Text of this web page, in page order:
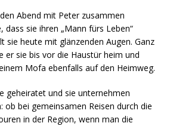
Abend mit Peter zusammen
dass sie ihren „Mann fürs Leben“
sie heute mit glänzenden Augen. Ganz
er sie bis vor die Haustür heim und
Mofa ebenfalls auf den Heimweg.
geheiratet und sie unternehmen
ob bei gemeinsamen Reisen durch die
in der Region, wenn man die